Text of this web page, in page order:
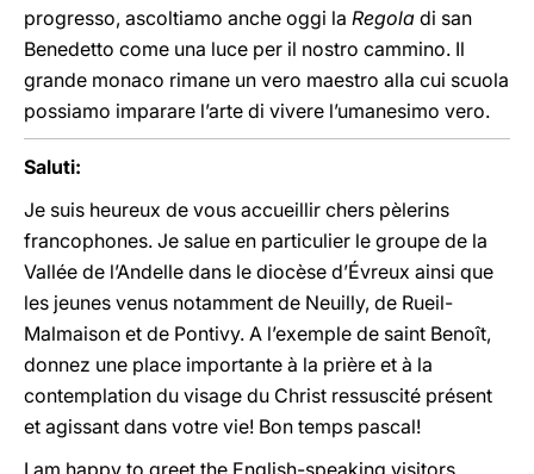
progresso, ascoltiamo anche oggi la Regola di san
Benedetto come una luce per il nostro cammino. Il
grande monaco rimane un vero maestro alla cui scuola
possiamo imparare l’arte di vivere l’umanesimo vero.
Saluti:
Je suis heureux de vous accueillir chers pèlerins
francophones. Je salue en particulier le groupe de la
Vallée de l’Andelle dans le diocèse d’Évreux ainsi que
les jeunes venus notamment de Neuilly, de Rueil-
Malmaison et de Pontivy. A l’exemple de saint Benoît,
donnez une place importante à la prière et à la
contemplation du visage du Christ ressuscité présent
et agissant dans votre vie! Bon temps pascal!
I am happy to greet the English-speaking visitors